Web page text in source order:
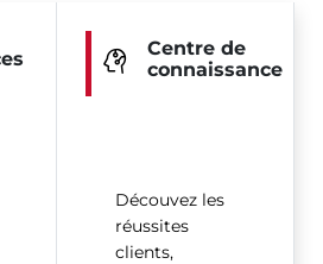
Centre de
connaissance
Découvez les
réussites
clients,